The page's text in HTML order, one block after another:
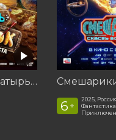
Последний богатырь. Колобок
6 +
2025, Россия